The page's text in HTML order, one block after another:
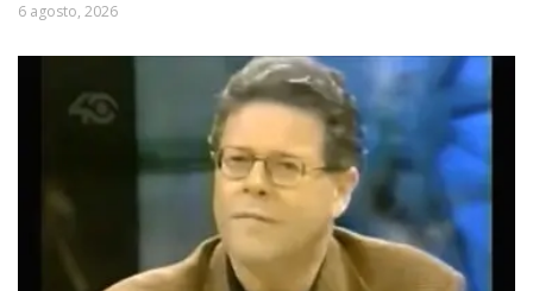
6 agosto, 2026